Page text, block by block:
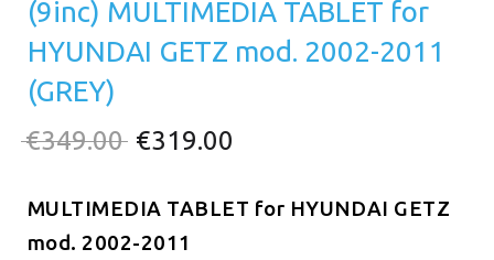
(9inc) MULTIMEDIA TABLET for
HYUNDAI GETZ mod. 2002-2011
(GREY)
€349.00 Original
was:
€349.00.
€319.00
τιμή
MULTIMEDIA TABLET for HYUNDAI GETZ
mod. 2002-2011